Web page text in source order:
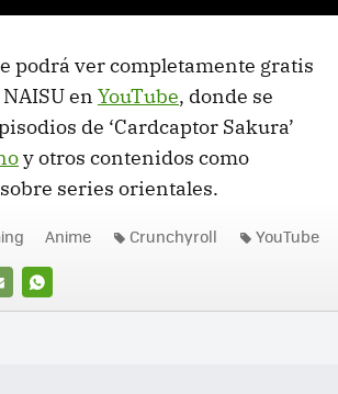
podrá ver completamente gratis
en YouTube, donde se
de ‘Cardcaptor Sakura’
y otros contenidos como
series orientales.
WHATSAPP
Anime Crunchyroll YouTube